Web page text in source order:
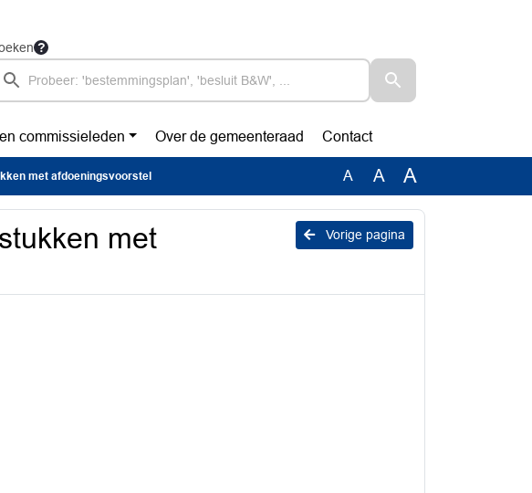
commissieleden Over de gemeenteraad Contact
met afdoeningsvoorstel A A A
Vorige pagina
met